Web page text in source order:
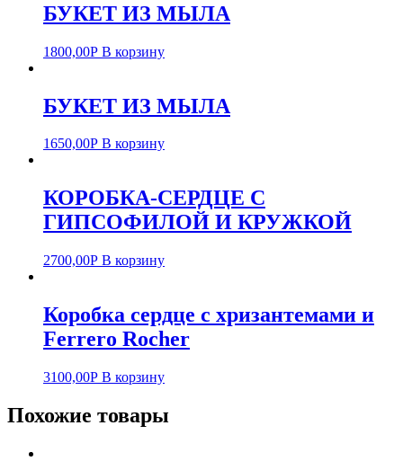
БУКЕТ ИЗ МЫЛА
1800,00Р В корзину
БУКЕТ ИЗ МЫЛА
1650,00Р В корзину
КОРОБКА-СЕРДЦЕ С
ГИПСОФИЛОЙ И КРУЖКОЙ
2700,00Р В корзину
Коробка сердце с хризантемами и
Ferrero Rocher
3100,00Р В корзину
Похожие товары